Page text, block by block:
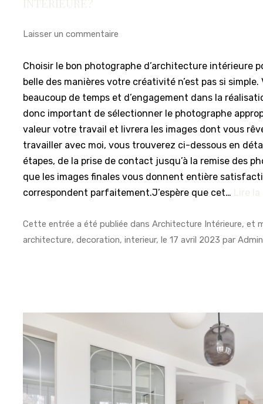
Laisser un commentaire
Choisir le bon photographe d’architecture intérieure
belle des manières votre créativité n’est pas si
beaucoup de temps et d’engagement dans la
donc important de sélectionner le photographe
valeur votre travail et livrera les images dont vous
travailler avec moi, vous trouverez ci-dessous en
étapes, de la prise de contact jusqu’à la remise des
que les images finales vous donnent entière
correspondent parfaitement.J’espère que cet…
Cette entrée a été publiée dansArchitecture Intérieure, et
architecture,decoration,interieur, le17 avril 2023 parAdmin